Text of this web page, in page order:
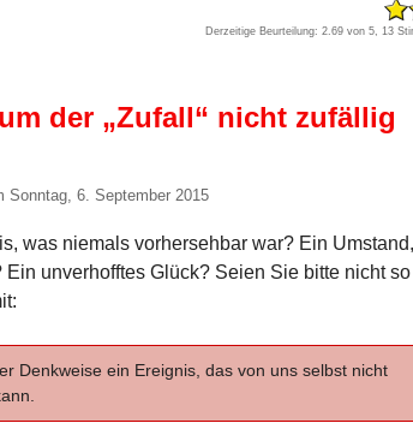
Derzeitige Beurteilung: 2.69 von 5, 13
der „Zufall“ nicht zufällig
Sonntag, 6. September 2015
was niemals vorhersehbar war? Ein
unverhofftes Glück? Seien Sie bitte nicht so
Denkweise ein Ereignis, das von uns selbst nicht